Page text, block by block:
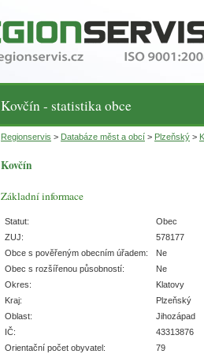
Kovčín - statistika obce
Regionservis > Databáze měst a obcí > Plzeňský >
Kovčín
Základní informace
Statut:
Obec
ZUJ:
578177
Obce s pověřeným obecním úřadem:
Ne
Obec s rozšířenou působností:
Ne
Okres:
Klatovy
Kraj:
Plzeňský
Oblast:
Jihozápad
IČ:
43313876
Orientační počet obyvatel:
79